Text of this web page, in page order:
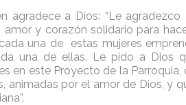
agradece a Dios: “Le
y corazón solidario para
una de estas mujeres
una de ellas. Le pido a Dios
en este Proyecto de la
animadas por el amor de Dios, y